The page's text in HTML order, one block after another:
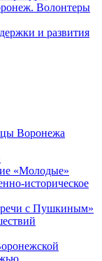
Волонтеры
и развития
Воронежа
«Молодые»
историческое
с Пушкиным»